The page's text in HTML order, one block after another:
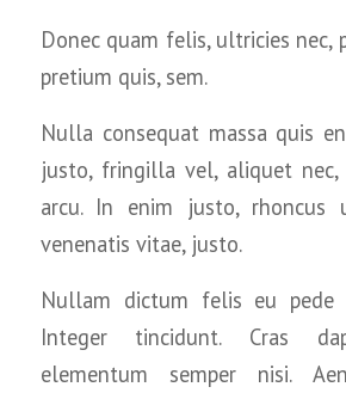
Donec quam felis, ultricies nec,
pretium quis, sem.
Nulla consequat massa quis
justo, fringilla vel, aliquet
arcu. In enim justo, rhoncus
venenatis vitae, justo.
Nullam dictum felis eu pede
Integer tincidunt. Cras
elementum semper nisi.